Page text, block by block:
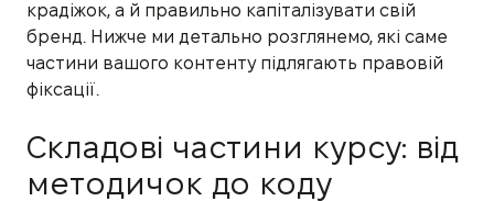
крадіжок, а й правильно капіталізувати свій
бренд. Нижче ми детально розглянемо, які саме
частини вашого контенту підлягають правовій
фіксації.
Складові частини курсу: від
методичок до коду